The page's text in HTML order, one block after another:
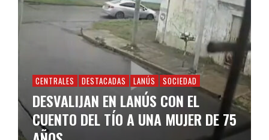
CENTRALES DESTACADAS LANÚS SOCIEDAD
DESVALIJAN EN LANÚS CON EL
CUENTO DEL TÍO A UNA MUJER DE 75